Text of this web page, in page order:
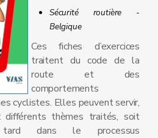
Sécurité routière -
Belgique
Ces fiches d’exercices
traitent du code de la
route et des
comportements
cyclistes. Elles peuvent servir,
différents thèmes traités, soit
tard dans le processus